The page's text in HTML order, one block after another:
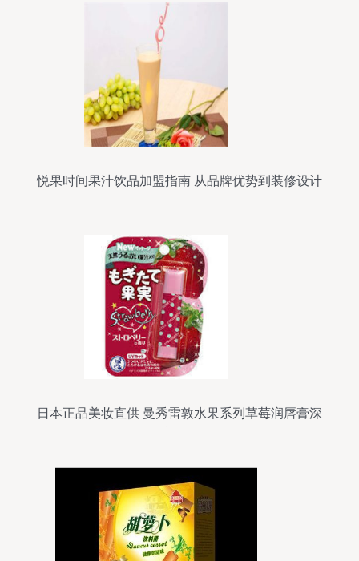
悦果时间果汁饮品加盟指南 从品牌优势到装修设计
日本正品美妆直供 曼秀雷敦水果系列草莓润唇膏深